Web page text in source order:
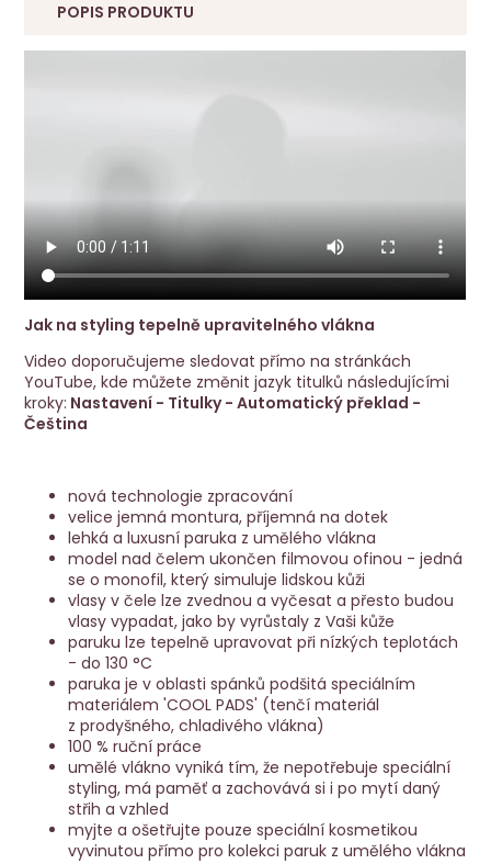
POPIS PRODUKTU
Jak na styling tepelně upravitelného vlákna
Video doporučujeme sledovat přímo na stránkách
YouTube, kde můžete změnit jazyk titulků následujícími
kroky: Nastavení - Titulky - Automatický překlad -
Čeština
nová technologie zpracování
velice jemná montura, příjemná na dotek
lehká a luxusní paruka z umělého vlákna
model nad čelem ukončen filmovou ofinou - jedná
se o monofil, který simuluje lidskou kůži
vlasy v čele lze zvednou a vyčesat a přesto budou
vlasy vypadat, jako by vyrůstaly z Vaši kůže
paruku lze tepelně upravovat při nízkých teplotách
- do 130 °C
paruka je v oblasti spánků podšitá speciálním
materiálem 'COOL PADS' (tenčí materiál
z prodyšného, chladivého vlákna)
100 % ruční práce
umělé vlákno vyniká tím, že nepotřebuje speciální
styling, má paměť a zachovává si i po mytí daný
střih a vzhled
myjte a ošetřujte pouze speciální kosmetikou
vyvinutou přímo pro kolekci paruk z umělého vlákna